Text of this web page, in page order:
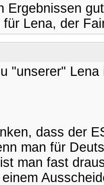
Ergebnissen
Lena, der
"unserer" Lena
dass der
man für
man fast